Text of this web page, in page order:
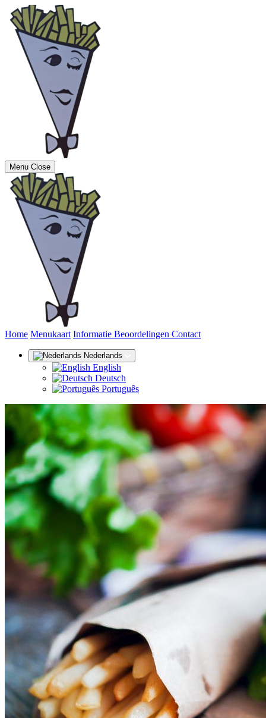
Menu Close
Home Menukaart Informatie Beoordelingen Contact(huidige)
Nederlands
English
Deutsch
Português